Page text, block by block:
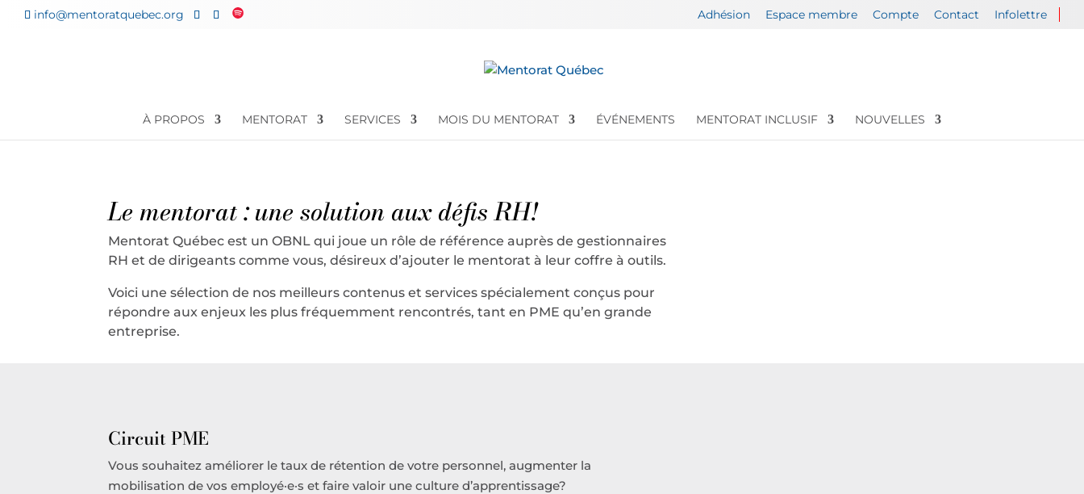
info@mentoratquebec.org Adhésion Espace membre Compte Contact Infolettre
À PROPOS MENTORAT SERVICES MOIS DU MENTORAT ÉVÉNEMENTS MENTORAT INCLUSIF NOUVELLES
Le mentorat : une solution aux défis RH!
Mentorat Québec est un OBNL qui joue un rôle de référence auprès de gestionnaires
RH et de dirigeants comme vous, désireux d’ajouter le mentorat à leur coffre à outils.
Voici une sélection de nos meilleurs contenus et services spécialement conçus pour
répondre aux enjeux les plus fréquemment rencontrés, tant en PME qu’en grande
entreprise.
Circuit PME
Vous souhaitez améliorer le taux de rétention de votre personnel, augmenter la
mobilisation de vos employé·e·s et faire valoir une culture d’apprentissage?